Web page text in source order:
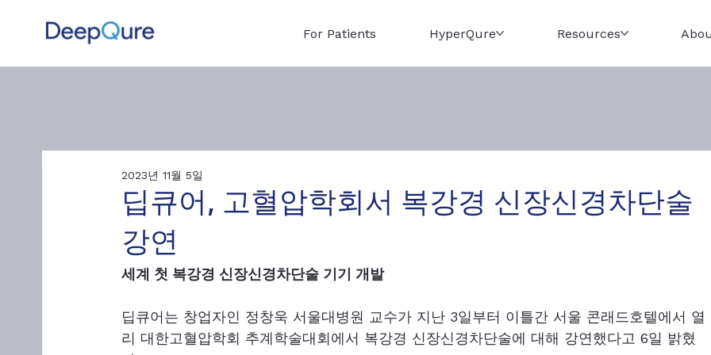
For Patients HyperQure Resources
딥큐어, 고혈압학회서 복강경 신장신경차단술
강연
2023년 11월 5일
세계 첫 복강경 신장신경차단술 기기 개발
딥큐어는 창업자인 정창욱 서울대병원 교수가 지난 3일부터 이틀간 서울 콘래드호텔에서 열
리 대한고혈압학회 추계학술대회에서 복강경 신장신경차단술에 대해 강연했다고 6일 밝혔